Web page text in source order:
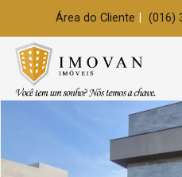
Área do Cliente (016)